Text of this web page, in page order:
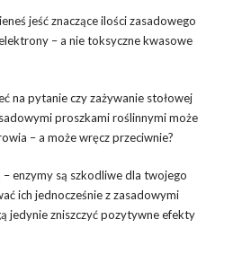
jeść znaczące ilości zasadowego
– a nie toksyczne kwasowe
na pytanie czy zażywanie stołowej
proszkami roślinnymi może
– a może wręcz przeciwnie?
enzymy są szkodliwe dla twojego
ich jednocześnie z zasadowymi
jedynie zniszczyć pozytywne efekty